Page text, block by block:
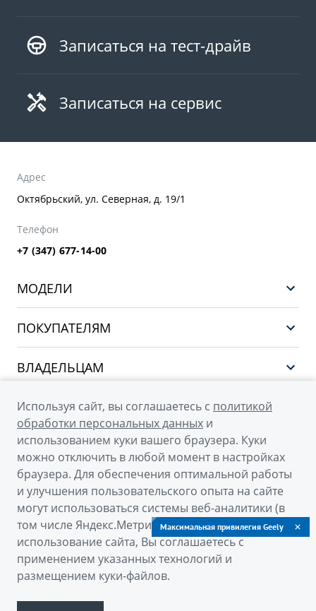
Записаться на тест-драйв
Записаться на сервис
Адрес
Октябрьский, ул. Северная, д. 19/1
Телефон
+7 (347) 677-14-00
МОДЕЛИ
CITYRAY
OKAVANGO
MONJARO
Архивные модели
ПОКУПАТЕЛЯМ
Финансы и услуги
ВЛАДЕЛЬЦАМ
Поддержка
О КОМПАНИИ
О бренде GEELY
О дилерском центре
Новости
Наша команда
Правовая информация
Контакты
© 2026
Официальный сайт Geely в России
Политика обработки персональных данных
Правовая информация
Используя сайт, вы соглашаетесь с политикой
обработки персональных данных и
использованием куки вашего браузера. Куки
можно отключить в любой момент в настройках
браузера. Для обеспечения оптимальной работы
и улучшения пользовательского опыта на сайте
могут использоваться системы веб-аналитики (в
том числе Яндекс.Метрика). Продолжая
использование сайта, Вы соглашаетесь с
применением указанных технологий и
размещением куки-файлов.
Максимальная привилегия Geely